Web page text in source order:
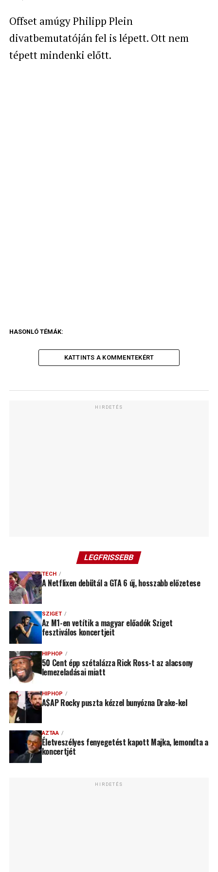
Offset amúgyPhilipp Plein
divatbemutatóján fel is lépett. Ott nem
tépett mindenki előtt.
HASONLÓ TÉMÁK:
KATTINTS A KOMMENTEKÉRT
HIRDETÉS
LEGFRISSEBB
TECH
A Netflixen debütál a GTA 6 új, hosszabb előzetese
SZIGET
Az M1-en vetítik a magyar előadók Sziget
fesztiválos koncertjeit
HIPHOP
50 Cent épp szétalázza Rick Ross-t az alacsony
lemezeladásai miatt
HIPHOP
A$AP Rocky puszta kézzel bunyózna Drake-kel
AZTAA
Életveszélyes fenyegetést kapott Majka, lemondta a
koncertjét
HIRDETÉS